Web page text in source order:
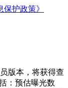
保护政策》
版本，将获得查
：预估曝光数